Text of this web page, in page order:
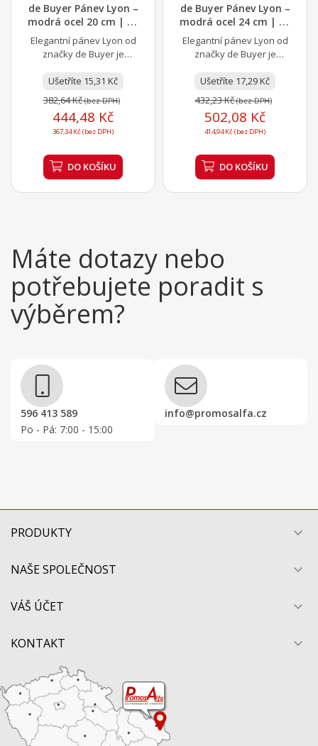
de Buyer Pánev Lyon –
modrá ocel 20 cm | D-
5020-20
Elegantní pánev Lyon od
značky de Buyer je
smažení masa, steaků,
ryb,...
Ušetříte 15,31 Kč
382,64 Kč(bez DPH)
444,48 Kč
367,34 Kč (bez DPH)
DO KOŠÍKU
de Buyer Pánev Lyon –
modrá ocel 24 cm | D-
5020-24
Elegantní pánev Lyon od
značky de Buyer je
smažení masa, steaků,
ryb,...
Ušetříte 17,29 Kč
432,23 Kč(bez DPH)
502,08 Kč
414,94 Kč (bez DPH)
DO KOŠÍKU
Máte dotazy nebo
potřebujete poradit s
výběrem?
596 413 589
Po - Pá: 7:00 - 15:00
info@promosalfa.cz
PRODUKTY 
NAŠE SPOLEČNOST 
VÁŠ ÚČET 
KONTAKT 